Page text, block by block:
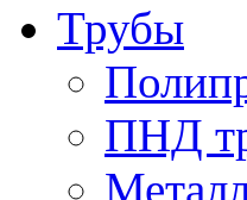
Трубы
ПНД